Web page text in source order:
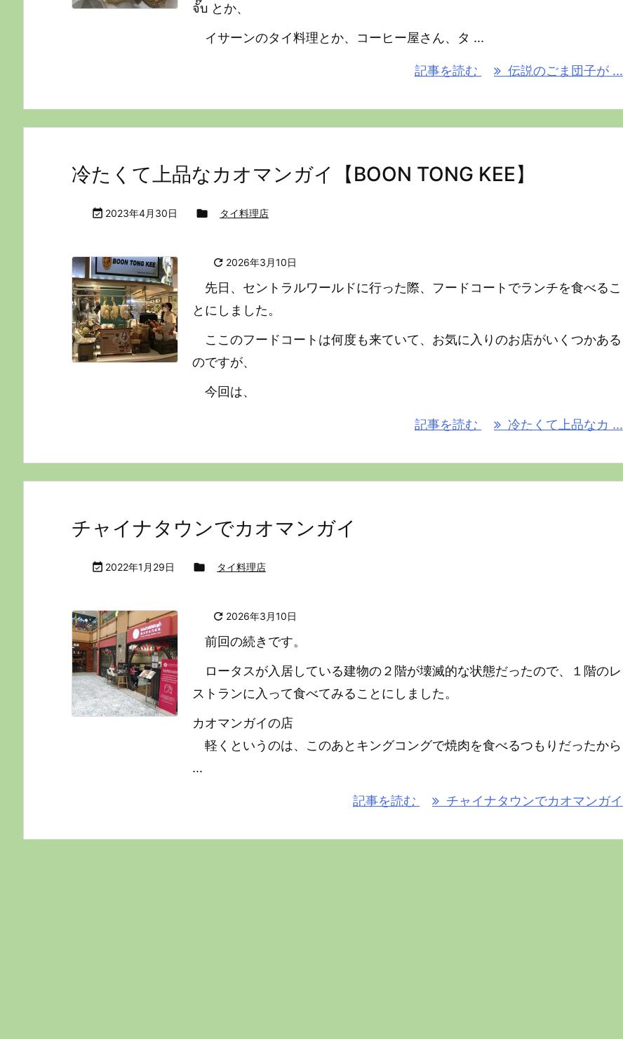
จั๊บ とか、
イサーンのタイ料理とか、コーヒー屋さん、タ ...
記事を読む 伝説のごま団子が ...
冷たくて上品なカオマンガイ【BOON TONG KEE】
 2023年4月30日  タイ料理店
 2026年3月10日
先日、セントラルワールドに行った際、フードコートでランチを食べるこ
とにしました。
ここのフードコートは何度も来ていて、お気に入りのお店がいくつかある
のですが、
今回は、
記事を読む 冷たくて上品なカ ...
チャイナタウンでカオマンガイ
 2022年1月29日  タイ料理店
 2026年3月10日
前回の続きです。
ロータスが入居している建物の２階が壊滅的な状態だったので、１階のレ
ストランに入って食べてみることにしました。
カオマンガイの店
軽くというのは、このあとキングコングで焼肉を食べるつもりだったから
...
記事を読む チャイナタウンでカオマンガイ